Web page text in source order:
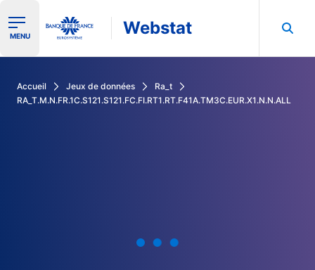
Ouvrir le menu de navigation
MENU Webstat
Accueil Jeux de données
Ra_t
RA_T.M.N.FR.1C.S121.S121.FC.FI.RT1.RT.F41A.TM3C.EUR.X1.N.N.ALL